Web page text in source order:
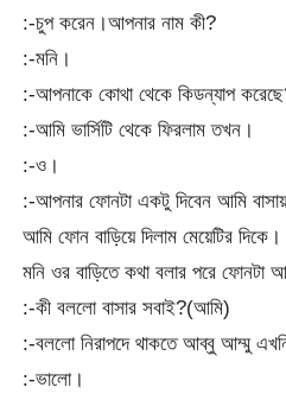
:-চুপ করেন।আপনার নাম কী?
:-মনি।
:-আপনাকে কোথা থেকে কিডন্যাপ
:-আমি ভার্সিটি থেকে ফিরলাম তখন।
:-ও।
:-আপনার ফোনটা একটু দিবেন আমি
আমি ফোন বাড়িয়ে দিলাম মেয়েটির দিকে।
মনি ওর বাড়িতে কথা বলার পরে ফোনটা
:-কী বললো বাসার সবাই?(আমি)
:-বললো নিরাপদে থাকতে আব্বু আম্মু
:-ভালো।